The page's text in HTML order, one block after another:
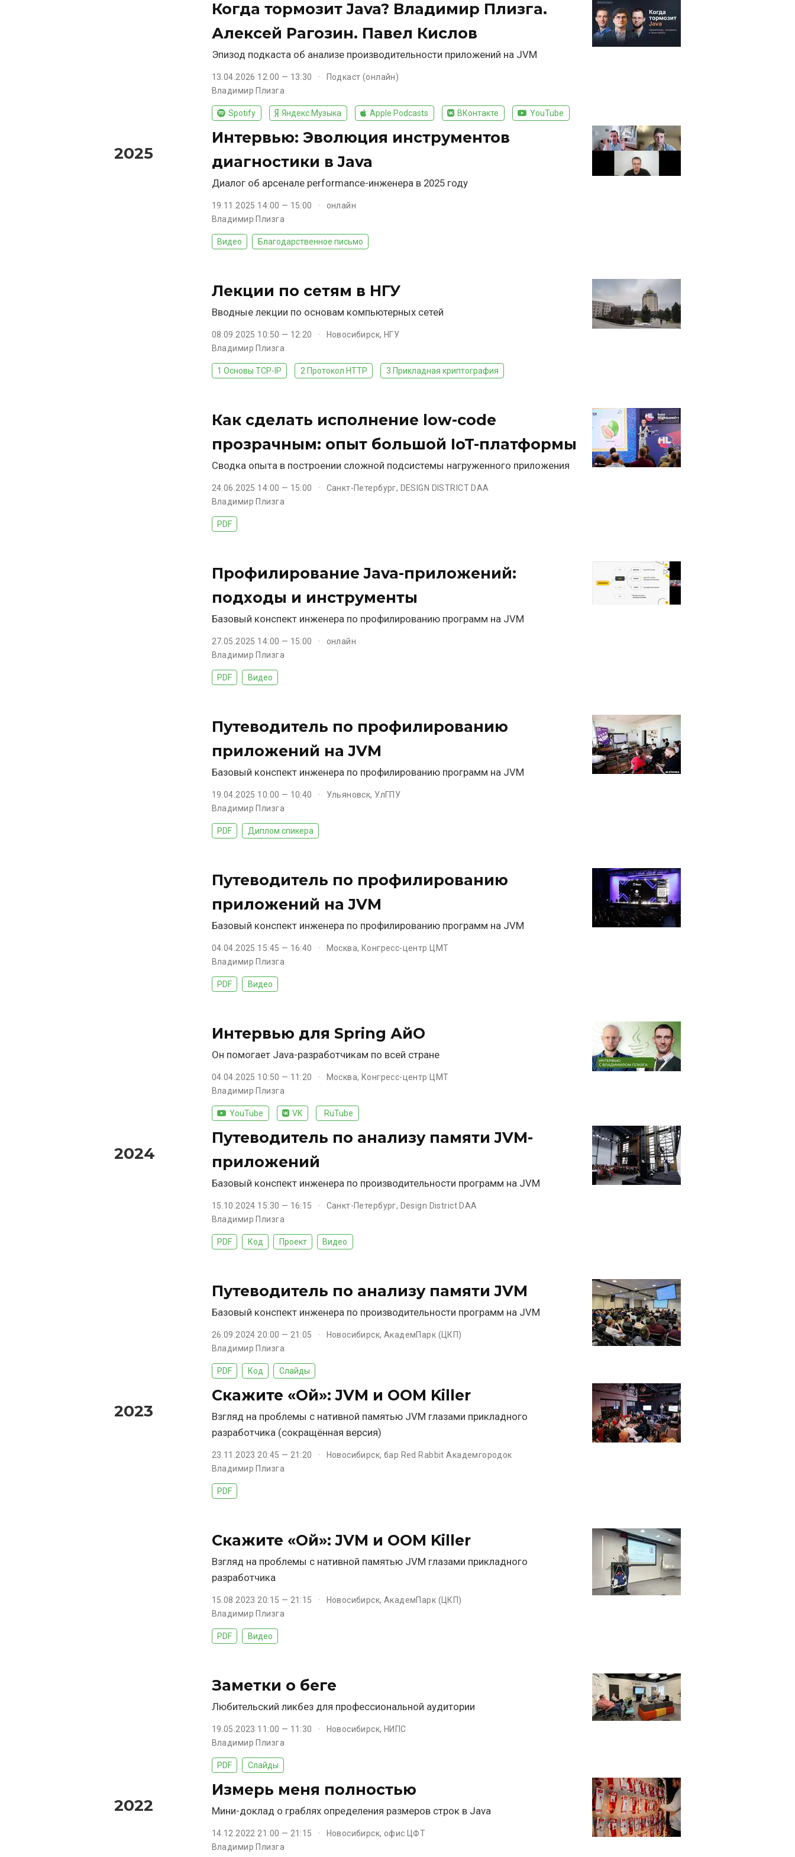
Когда тормозит Java? Владимир Плизга.
Алексей Рагозин. Павел Кислов
Эпизод подкаста об анализе производительности приложений на JVM
13.04.2026 12:00 — 13:30
Подкаст (онлайн)
Владимир Плизга
Spotify Яндекс.Музыка Apple Podcasts ВКонтакте YouTube
2025
Интервью: Эволюция инструментов
диагностики в Java
Диалог об арсенале performance-инженера в 2025 году
19.11.2025 14:00 — 15:00
онлайн
Владимир Плизга
Видео Благодарственное письмо
Лекции по сетям в НГУ
Вводные лекции по основам компьютерных сетей
08.09.2025 10:50 — 12:20
Новосибирск, НГУ
Владимир Плизга
1 Основы TCP-IP 2 Протокол HTTP 3 Прикладная криптография
Как сделать исполнение low-code
прозрачным: опыт большой IoT-платформы
Сводка опыта в построении сложной подсистемы нагруженного приложения
24.06.2025 14:00 — 15:00
Санкт-Петербург, DESIGN DISTRICT DAA
Владимир Плизга
PDF
Профилирование Java-приложений:
подходы и инструменты
Базовый конспект инженера по профилированию программ на JVM
27.05.2025 14:00 — 15:00
онлайн
Владимир Плизга
PDF Видео
Путеводитель по профилированию
приложений на JVM
Базовый конспект инженера по профилированию программ на JVM
19.04.2025 10:00 — 10:40
Ульяновск, УлГПУ
Владимир Плизга
PDF Диплом спикера
Путеводитель по профилированию
приложений на JVM
Базовый конспект инженера по профилированию программ на JVM
04.04.2025 15:45 — 16:40
Москва, Конгресс-центр ЦМТ
Владимир Плизга
PDF Видео
Интервью для Spring АйО
Он помогает Java-разработчикам по всей стране
04.04.2025 10:50 — 11:20
Москва, Конгресс-центр ЦМТ
Владимир Плизга
YouTube VK RuTube
2024
Путеводитель по анализу памяти JVM-
приложений
Базовый конспект инженера по производительности программ на JVM
15.10.2024 15:30 — 16:15
Санкт-Петербург, Design District DAA
Владимир Плизга
PDF Код Проект Видео
Путеводитель по анализу памяти JVM
Базовый конспект инженера по производительности программ на JVM
26.09.2024 20:00 — 21:05
Новосибирск, АкадемПарк (ЦКП)
Владимир Плизга
PDF Код Слайды
2023
Скажите «Ой»: JVM и OOM Killer
Взгляд на проблемы с нативной памятью JVM глазами прикладного
разработчика (сокращённая версия)
23.11.2023 20:45 — 21:20
Новосибирск, бар Red Rabbit Академгородок
Владимир Плизга
PDF
Скажите «Ой»: JVM и OOM Killer
Взгляд на проблемы с нативной памятью JVM глазами прикладного
разработчика
15.08.2023 20:15 — 21:15
Новосибирск, АкадемПарк (ЦКП)
Владимир Плизга
PDF Видео
Заметки о беге
Любительский ликбез для профессиональной аудитории
19.05.2023 11:00 — 11:30
Новосибирск, НИПС
Владимир Плизга
PDF Слайды
2022
Измерь меня полностью
Мини-доклад о граблях определения размеров строк в Java
14.12.2022 21:00 — 21:15
Новосибирск, офис ЦФТ
Владимир Плизга